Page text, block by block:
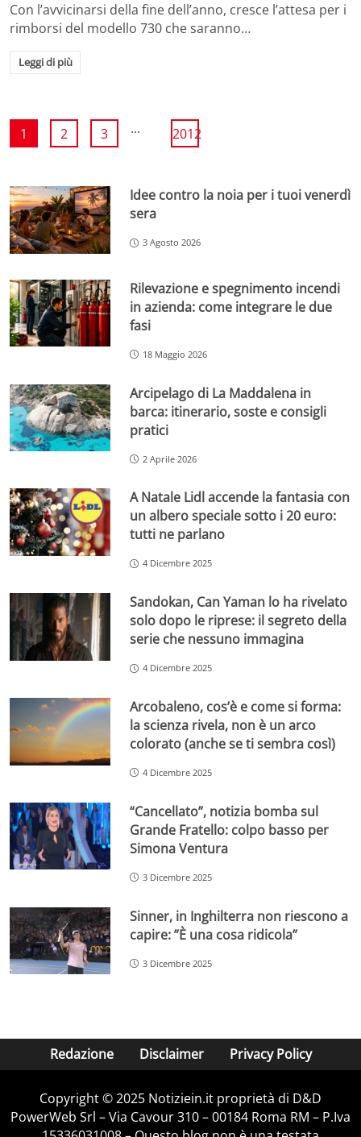
Con l’avvicinarsi della fine dell’anno, cresce l’attesa per i
rimborsi del modello 730 che saranno…
Leggi di più
1 2 3 ... 2012
Idee contro la noia per i tuoi venerdì
sera
3 Agosto 2026
Rilevazione e spegnimento incendi
in azienda: come integrare le due
fasi
18 Maggio 2026
Arcipelago di La Maddalena in
barca: itinerario, soste e consigli
pratici
2 Aprile 2026
A Natale Lidl accende la fantasia con
un albero speciale sotto i 20 euro:
tutti ne parlano
4 Dicembre 2025
Sandokan, Can Yaman lo ha rivelato
solo dopo le riprese: il segreto della
serie che nessuno immagina
4 Dicembre 2025
Arcobaleno, cos’è e come si forma:
la scienza rivela, non è un arco
colorato (anche se ti sembra così)
4 Dicembre 2025
“Cancellato”, notizia bomba sul
Grande Fratello: colpo basso per
Simona Ventura
3 Dicembre 2025
Sinner, in Inghilterra non riescono a
capire: ”È una cosa ridicola”
3 Dicembre 2025
Redazione Disclaimer Privacy Policy
Copyright © 2025 Notiziein.it proprietà di D&D
PowerWeb Srl – Via Cavour 310 – 00184 Roma RM – P.Iva